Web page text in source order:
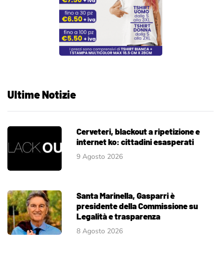
Ultime Notizie
Cerveteri, blackout a ripetizione e
internet ko: cittadini esasperati
9 Agosto 2026
Santa Marinella, Gasparri è
presidente della Commissione su
Legalità e trasparenza
8 Agosto 2026